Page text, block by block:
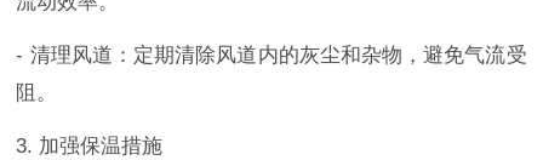
- 清理风道：定期清除风道内的灰尘和杂物，避免气流受
阻。
3. 加强保温措施